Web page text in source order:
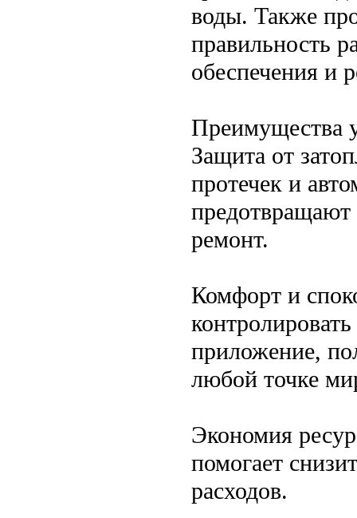
воды. Также
правильность
обеспечения и
Преимущества
Защита от
протечек и
ремонт.
Комфорт и
приложение,
любой точке
Экономия
помогает
расходов.